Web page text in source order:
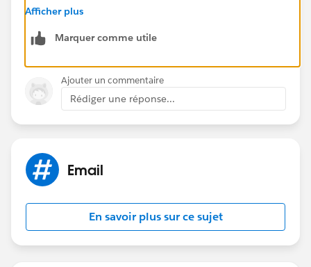
mass emails. In those cases, you would probably
Vertical Response etc.
Good Luck,
Pat
Afficher plus
Marquer comme utile
Ajouter un commentaire
Rédiger une réponse...
Email
En savoir plus sur ce sujet